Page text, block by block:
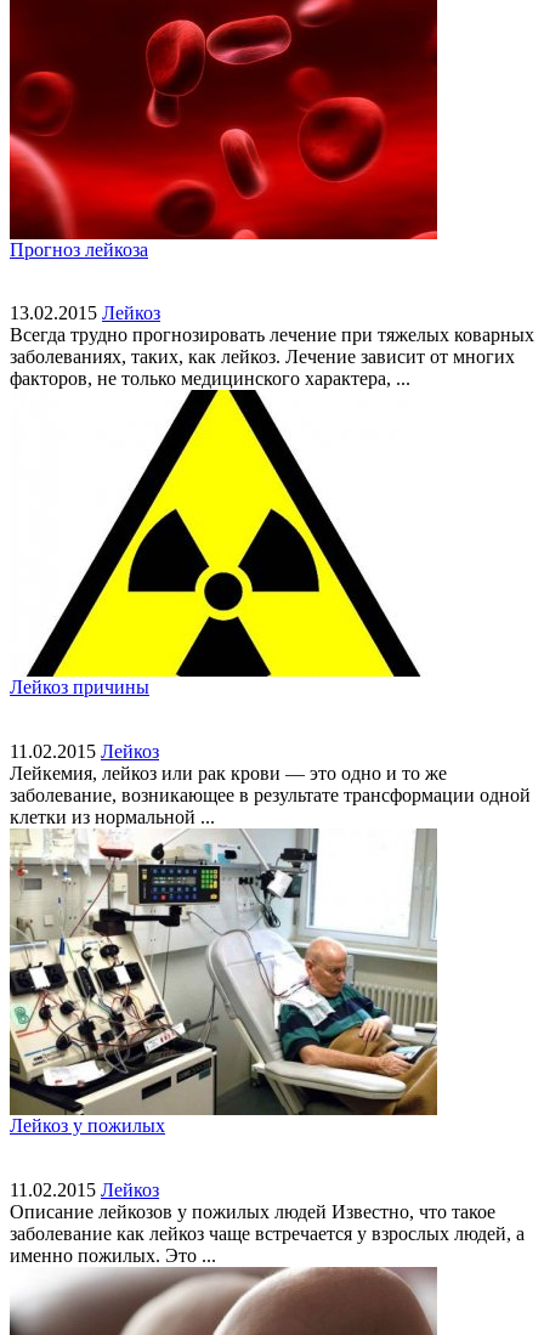
Прогноз лейкоза
13.02.2015 Лейкоз
Всегда трудно прогнозировать лечение при тяжелых коварных
заболеваниях, таких, как лейкоз. Лечение зависит от многих
факторов, не только медицинского характера, ...
Лейкоз причины
11.02.2015 Лейкоз
Лейкемия, лейкоз или рак крови — это одно и то же
заболевание, возникающее в результате трансформации одной
клетки из нормальной ...
Лейкоз у пожилых
11.02.2015 Лейкоз
Описание лейкозов у пожилых людей Известно, что такое
заболевание как лейкоз чаще встречается у взрослых людей, а
именно пожилых. Это ...